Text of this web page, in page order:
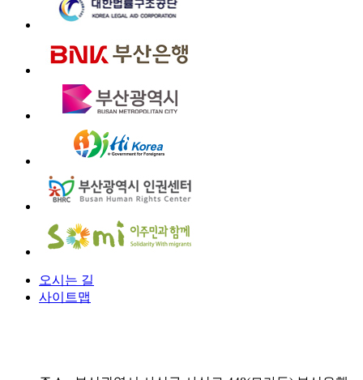
오시는 길
사이트맵